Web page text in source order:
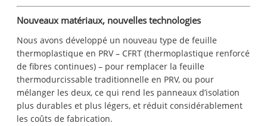
Nouveaux matériaux, nouvelles technologies
Nous avons développé un nouveau type de feuille
thermoplastique en PRV – CFRT (thermoplastique renforcé
de fibres continues) – pour remplacer la feuille
thermodurcissable traditionnelle en PRV, ou pour
mélanger les deux, ce qui rend les panneaux d’isolation
plus durables et plus légers, et réduit considérablement
les coûts de fabrication.